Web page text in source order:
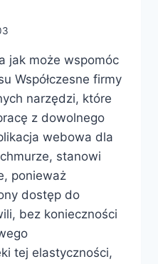
jak może wspomóc
Współczesne firmy
narzędzi, które
z dowolnego
webowa dla
stanowi
ponieważ
dostęp do
bez konieczności
tej elastyczności,